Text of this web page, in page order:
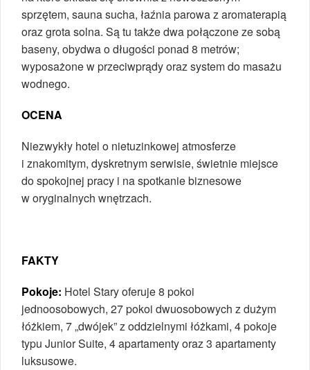
sprzętem, sauna sucha, łaźnia parowa z aromaterapią
oraz grota solna. Są tu także dwa połączone ze sobą
baseny, obydwa o długości ponad 8 metrów;
wyposażone w przeciwprądy oraz system do masażu
wodnego.
OCENA
Niezwykły hotel o nietuzinkowej atmosferze
i znakomitym, dyskretnym serwisie, świetnie miejsce
do spokojnej pracy i na spotkanie biznesowe
w oryginalnych wnętrzach.
FAKTY
Pokoje: Hotel Stary oferuje 8 pokoi
jednoosobowych, 27 pokoi dwuosobowych z dużym
łóżkiem, 7 „dwójek” z oddzielnymi łóżkami, 4 pokoje
typu Junior Suite, 4 apartamenty oraz 3 apartamenty
luksusowe.